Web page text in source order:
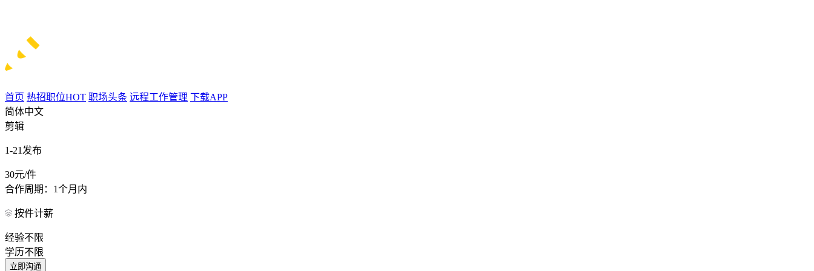
首页 热招职位HOT 职场头条 远程工作管理 下载APP
简体中文
剪辑
1-21发布
30元/件
合作周期：1个月内
按件计薪
经验不限
学历不限
立即沟通